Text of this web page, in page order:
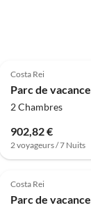
Costa Rei
2 Chambres
902,82 €
2 voyageurs / 7 Nuits
4.0 (16)
Costa Rei